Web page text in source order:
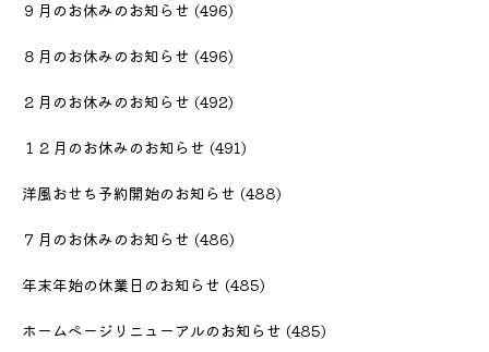
９月のお休みのお知らせ (496)
８月のお休みのお知らせ (496)
２月のお休みのお知らせ (492)
１２月のお休みのお知らせ (491)
洋風おせち予約開始のお知らせ (488)
７月のお休みのお知らせ (486)
年末年始の休業日のお知らせ (485)
ホームページリニューアルのお知らせ (485)